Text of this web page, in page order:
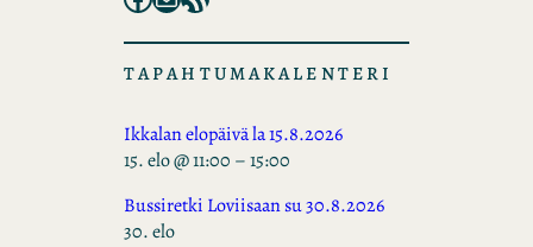
TAPAHTUMAKALENTERI
Ikkalan elopäivä la 15.8.2026
15. elo @ 11:00 –15:00
Bussiretki Loviisaan su 30.8.2026
30. elo